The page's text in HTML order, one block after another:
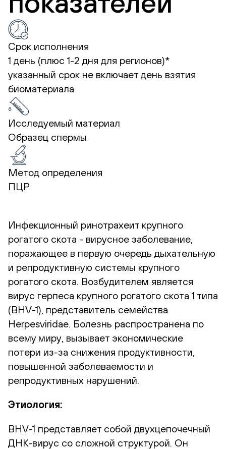
Срок исполнения
1 день (плюс 1-2 дня для регионов)*
указанный срок не включает день взятия
биоматериала
Исследуемый материал
Образец спермы
Метод определения
ПЦР
Инфекционный ринотрахеит крупного
рогатого скота - вирусное заболевание,
поражающее в первую очередь дыхательную
и репродуктивную системы крупного
рогатого скота. Возбудителем является
вирус герпеса крупного рогатого скота 1 типа
(BHV-1), представитель семейства
Herpesviridae. Болезнь распространена по
всему миру, вызывает экономические
потери из-за снижения продуктивности,
повышенной заболеваемости и
репродуктивных нарушений.
Этиология:
BHV-1 представляет собой двухцепочечный
ДНК-вирус со сложной структурой. Он